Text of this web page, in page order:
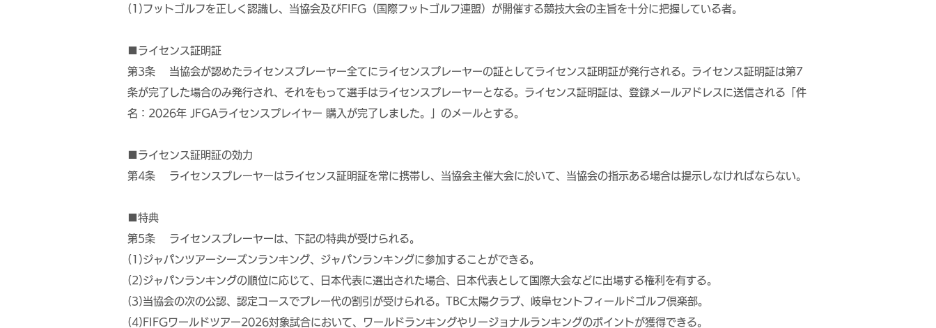
(1)フットゴルフを正しく認識し、当協会及びFIFG（国際フットゴルフ連盟）が開催する競技大会の主旨を十分に把握している者。
■ライセンス証明証
第3条 当協会が認めたライセンスプレーヤー全てにライセンスプレーヤーの証としてライセンス証明証が発行される。ライセンス証明証は第7
条が完了した場合のみ発行され、それをもって選手はライセンスプレーヤーとなる。ライセンス証明証は、登録メールアドレスに送信される「件
名：2026年 JFGAライセンスプレイヤー 購入が完了しました。」のメールとする。
■ライセンス証明証の効力
第4条 ライセンスプレーヤーはライセンス証明証を常に携帯し、当協会主催大会に於いて、当協会の指示ある場合は提示しなければならない。
■特典
第5条 ライセンスプレーヤーは、下記の特典が受けられる。
(1)ジャパンツアーシーズンランキング、ジャパンランキングに参加することができる。
(2)ジャパンランキングの順位に応じて、日本代表に選出された場合、日本代表として国際大会などに出場する権利を有する。
(3)当協会の次の公認、認定コースでプレー代の割引が受けられる。TBC太陽クラブ、岐阜セントフィールドゴルフ倶楽部。
(4)FIFGワールドツアー2026対象試合において、ワールドランキングやリージョナルランキングのポイントが獲得できる。